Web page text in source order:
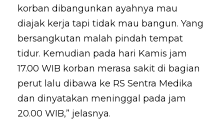
korban dibangunkan ayahnya mau
diajak kerja tapi tidak mau bangun. Yang
bersangkutan malah pindah tempat
tidur. Kemudian pada hari Kamis jam
17.00 WIB korban merasa sakit di bagian
perut lalu dibawa ke RS Sentra Medika
dan dinyatakan meninggal pada jam
20.00 WIB,” jelasnya.